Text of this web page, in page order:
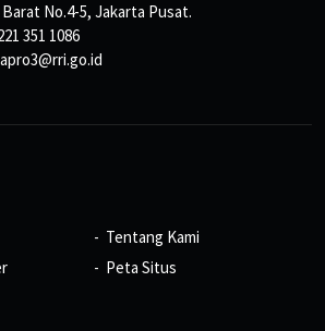
No.4-5, Jakarta Pusat.
351 1086
Tentang Kami
Peta Situs